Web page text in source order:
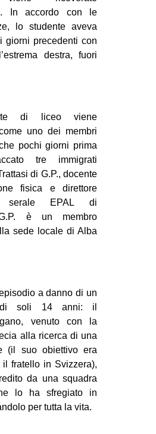
In accordo con le
lo studente aveva
giorni precedenti con
destra, fuori
di liceo viene
uno dei membri
pochi giorni prima
tre immigrati
di G.P., docente
fisica e direttore
serale EPAL di
G.P. è un membro
sede locale di Alba
a danno di un
di soli 14 anni: il
venuto con la
alla ricerca di una
(il suo obiettivo era
il fratello in Svizzera),
da una squadra
lo ha sfregiato in
per tutta la vita.